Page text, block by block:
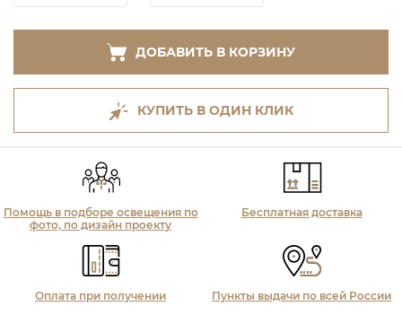
ДОБАВИТЬ В КОРЗИНУ
КУПИТЬ В ОДИН КЛИК
Помощь в подборе освещения по
фото, по дизайн проекту
Бесплатная доставка
Оплата при получении Пункты выдачи по всей России